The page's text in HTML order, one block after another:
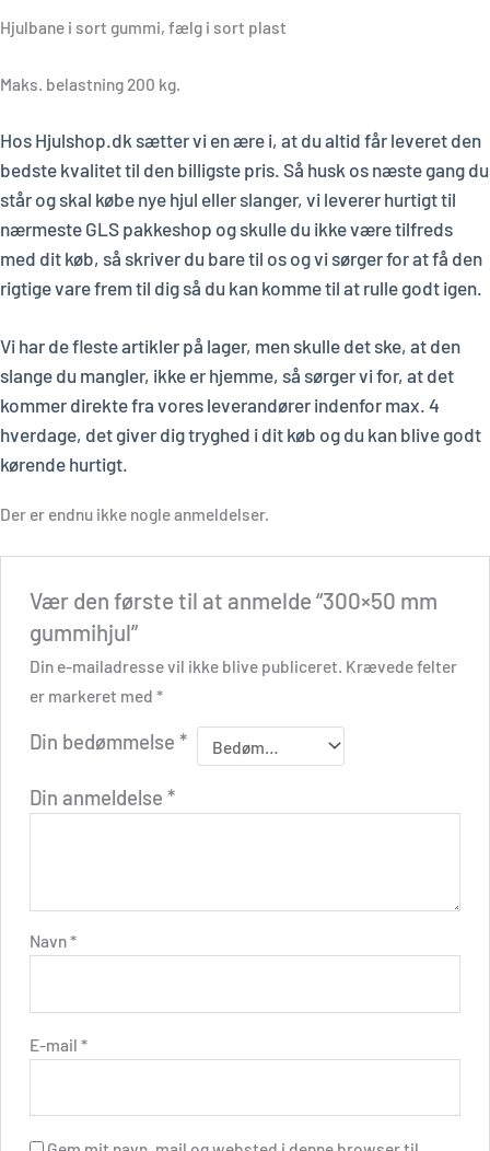
Hjulbane i sort gummi, fælg i sort plast
Maks. belastning 200 kg.
Hos Hjulshop.dk sætter vi en ære i, at du altid får leveret den
bedste kvalitet til den billigste pris. Så husk os næste gang du
står og skal købe nye hjul eller slanger, vi leverer hurtigt til
nærmeste GLS pakkeshop og skulle du ikke være tilfreds
med dit køb, så skriver du bare til os og vi sørger for at få den
rigtige vare frem til dig så du kan komme til at rulle godt igen.
Vi har de fleste artikler på lager, men skulle det ske, at den
slange du mangler, ikke er hjemme, så sørger vi for, at det
kommer direkte fra vores leverandører indenfor max. 4
hverdage, det giver dig tryghed i dit køb og du kan blive godt
kørende hurtigt.
Der er endnu ikke nogle anmeldelser.
Vær den første til at anmelde “300×50 mm
gummihjul”
Din e-mailadresse vil ikke blive publiceret. Krævede felter
er markeret med *
Din bedømmelse *
Din anmeldelse *
Navn*
E-mail *